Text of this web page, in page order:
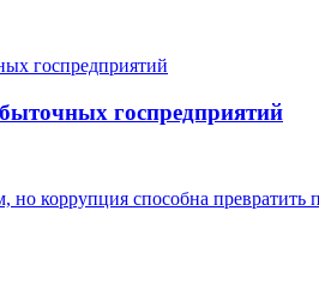
госпредприятий
но коррупция способна